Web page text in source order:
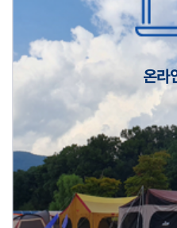
2026년 5월 캠핑
캠핑장(9월1일~6
온라